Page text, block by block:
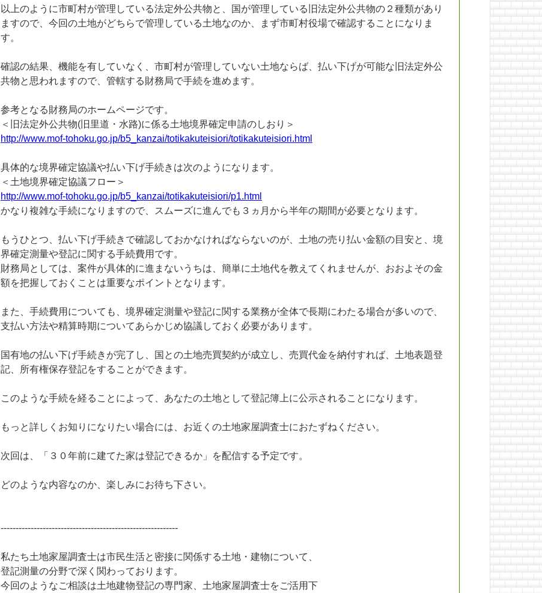
以上のように市町村が管理している法定外公共物と、国が管理している旧法定外公共物の２種類があり
ますので、今回の土地がどちらで管理している土地なのか、まず市町村役場で確認することになりま
す。
確認の結果、機能を有していなく、市町村が管理していない土地ならば、払い下げが可能な旧法定外公
共物と思われますので、管轄する財務局で手続を進めます。
参考となる財務局のホームページです。
＜旧法定外公共物(旧里道・水路)に係る土地境界確定申請のしおり＞
http://www.mof-tohoku.go.jp/b5_kanzai/totikakuteisiori/totikakuteisiori.html
具体的な境界確定協議や払い下げ手続きは次のようになります。
＜土地境界確定協議フロー＞
http://www.mof-tohoku.go.jp/b5_kanzai/totikakuteisiori/p1.html
かなり複雑な手続になりますので、スムーズに進んでも３ヵ月から半年の期間が必要となります。
もうひとつ、払い下げ手続きで確認しておかなければならないのが、土地の売り払い金額の目安と、境
界確定測量や登記に関する手続費用です。
財務局としては、案件が具体的に進まないうちは、簡単に土地代を教えてくれませんが、おおよその金
額を把握しておくことは重要なポイントとなります。
また、手続費用についても、境界確定測量や登記に関する業務が全体で長期にわたる場合が多いので、
支払い方法や精算時期についてあらかじめ協議しておく必要があります。
国有地の払い下げ手続きが完了し、国との土地売買契約が成立し、売買代金を納付すれば、土地表題登
記、所有権保存登記をすることができます。
このような手続を経ることによって、あなたの土地として登記簿上に公示されることになります。
もっと詳しくお知りになりたい場合には、お近くの土地家屋調査士におたずねください。
次回は、「３０年前に建てた家は登記できるか」を配信する予定です。
どのような内容なのか、楽しみにお待ち下さい。
-----------------------------------------------------------
私たち土地家屋調査士は市民生活と密接に関係する土地・建物について、
登記測量の分野で深く関わっております。
今回のようなご相談は土地建物登記の専門家、土地家屋調査士をご活用下